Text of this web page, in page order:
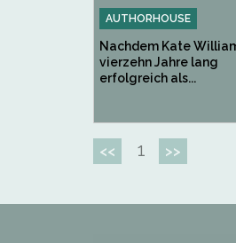
AUTHORHOUSE
Nachdem Kate
vierzehn Jahre lang
erfolgreich als...
<< 1 >>